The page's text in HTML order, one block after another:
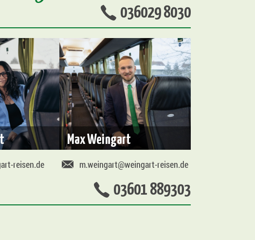
036029 8030
reisen.de
Max Weingart
m.weingart@weingart-reisen.de
03601 889303